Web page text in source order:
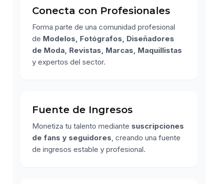
Conecta con Profesionales
Forma parte de una comunidad profesional
de Modelos, Fotógrafos, Diseñadores
de Moda, Revistas, Marcas, Maquillistas
y expertos del sector.
Fuente de Ingresos
Monetiza tu talento mediante suscripciones
de fans y seguidores, creando una fuente
de ingresos estable y profesional.